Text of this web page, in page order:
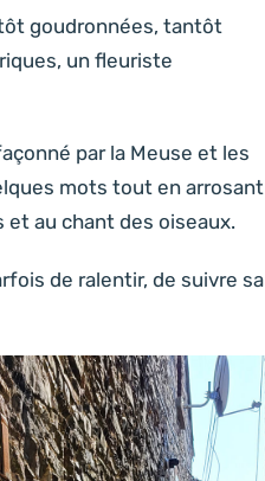
goudronnées, tantôt
un fleuriste
par la Meuse et les
mots tout en arrosant
et au chant des oiseaux.
de ralentir, de suivre sa